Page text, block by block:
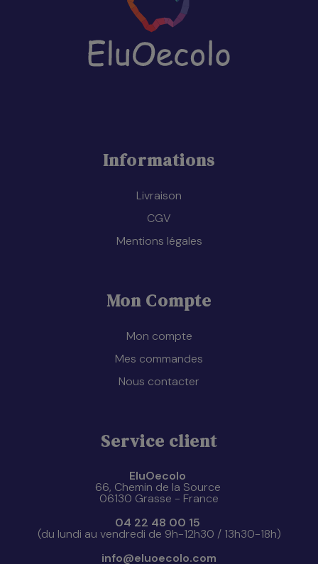
Informations
Livraison
CGV
Mentions légales
Mon Compte
Mon compte
Mes commandes
Nous contacter
Service client
EluOecolo
66, Chemin de la Source
06130 Grasse - France
04 22 48 00 15
(du lundi au vendredi de 9h-12h30 / 13h30-18h)
info@eluoecolo.com